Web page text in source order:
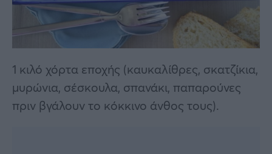
1 κιλό χόρτα εποχής (καυκαλίθρες, σκατζίκια,
μυρώνια, σέσκουλα, σπανάκι, παπαρούνες
πριν βγάλουν το κόκκινο άνθος τους).